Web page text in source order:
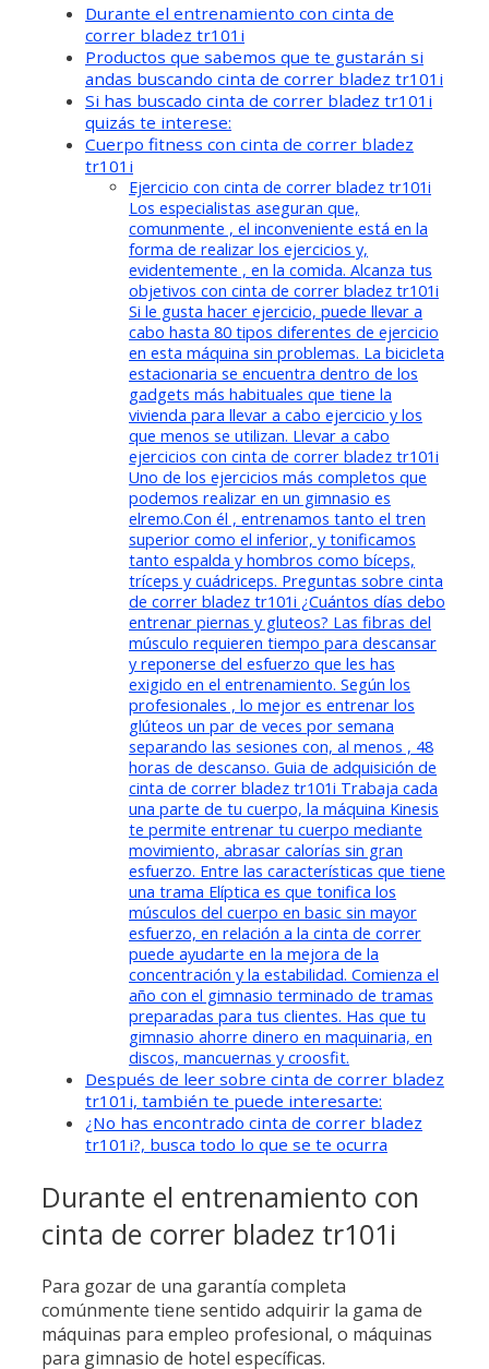
Durante el entrenamiento con cinta de
correr bladez tr101i
Productos que sabemos que te gustarán si
andas buscando cinta de correr bladez tr101i
Si has buscado cinta de correr bladez tr101i
quizás te interese:
Cuerpo fitness con cinta de correr bladez
tr101i
Ejercicio con cinta de correr bladez tr101i
Los especialistas aseguran que,
comunmente , el inconveniente está en la
forma de realizar los ejercicios y,
evidentemente , en la comida. Alcanza tus
objetivos con cinta de correr bladez tr101i
Si le gusta hacer ejercicio, puede llevar a
cabo hasta 80 tipos diferentes de ejercicio
en esta máquina sin problemas. La bicicleta
estacionaria se encuentra dentro de los
gadgets más habituales que tiene la
vivienda para llevar a cabo ejercicio y los
que menos se utilizan. Llevar a cabo
ejercicios con cinta de correr bladez tr101i
Uno de los ejercicios más completos que
podemos realizar en un gimnasio es
elremo.Con él , entrenamos tanto el tren
superior como el inferior, y tonificamos
tanto espalda y hombros como bíceps,
tríceps y cuádriceps. Preguntas sobre cinta
de correr bladez tr101i ¿Cuántos días debo
entrenar piernas y gluteos? Las fibras del
músculo requieren tiempo para descansar
y reponerse del esfuerzo que les has
exigido en el entrenamiento. Según los
profesionales , lo mejor es entrenar los
glúteos un par de veces por semana
separando las sesiones con, al menos , 48
horas de descanso. Guia de adquisición de
cinta de correr bladez tr101i Trabaja cada
una parte de tu cuerpo, la máquina Kinesis
te permite entrenar tu cuerpo mediante
movimiento, abrasar calorías sin gran
esfuerzo. Entre las características que tiene
una trama Elíptica es que tonifica los
músculos del cuerpo en basic sin mayor
esfuerzo, en relación a la cinta de correr
puede ayudarte en la mejora de la
concentración y la estabilidad. Comienza el
año con el gimnasio terminado de tramas
preparadas para tus clientes. Has que tu
gimnasio ahorre dinero en maquinaria, en
discos, mancuernas y croosfit.
Después de leer sobre cinta de correr bladez
tr101i, también te puede interesarte:
¿No has encontrado cinta de correr bladez
tr101i?, busca todo lo que se te ocurra
Durante el entrenamiento con
cinta de correr bladez tr101i
Para gozar de una garantía completa
comúnmente tiene sentido adquirir la gama de
máquinas para empleo profesional, o máquinas
para gimnasio de hotel específicas.